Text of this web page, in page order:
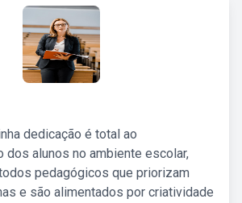
dedicação é total ao
dos alunos no ambiente escolar,
pedagógicos que priorizam
e são alimentados por criatividade